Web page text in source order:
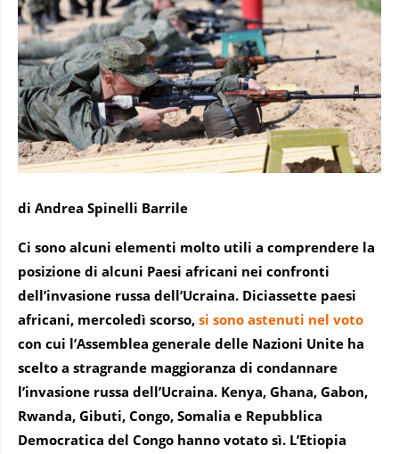
di Andrea Spinelli Barrile
Ci sono alcuni elementi molto utili a comprendere la
posizione di alcuni Paesi africani nei confronti
dell’invasione russa dell’Ucraina. Diciassette paesi
africani, mercoledì scorso, si sono astenuti nel voto
con cui l’Assemblea generale delle Nazioni Unite ha
scelto a stragrande maggioranza di condannare
l’invasione russa dell’Ucraina. Kenya, Ghana, Gabon,
Rwanda, Gibuti, Congo, Somalia e Repubblica
Democratica del Congo hanno votato sì. L’Etiopia